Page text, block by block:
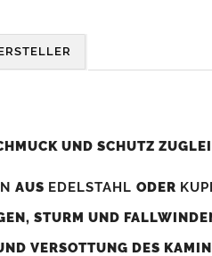
UND SCHUTZ
AUS EDELSTAHL ODER
STURM UND
VERSOTTUNG DES